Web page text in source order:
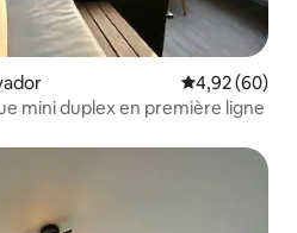
Évaluation
4,92 (60)
mini duplex en première ligne